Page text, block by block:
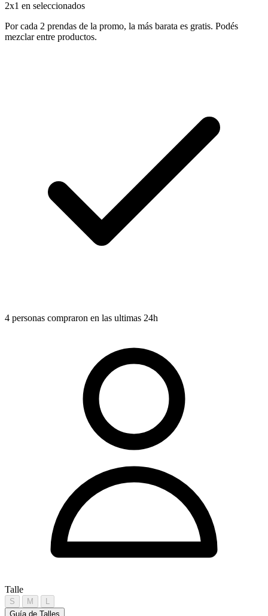
2x1 en seleccionados
Por cada 2 prendas de la promo, la más barata es gratis. Podés
mezclar entre productos.
4 personas compraron en las ultimas 24h
Talle
S M
L
Guía de Talles